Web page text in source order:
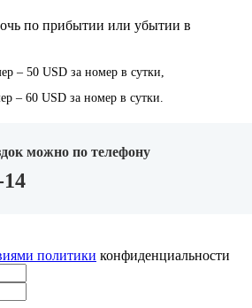
по прибытии или убытии в
– 50 USD за номер в сутки,
– 60 USD за номер в сутки.
можно по телефону
политики конфиденциальности